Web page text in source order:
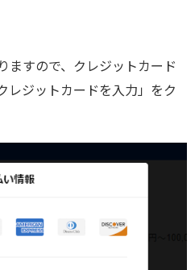
ますので、クレジットカード
レジットカードを入力」をク